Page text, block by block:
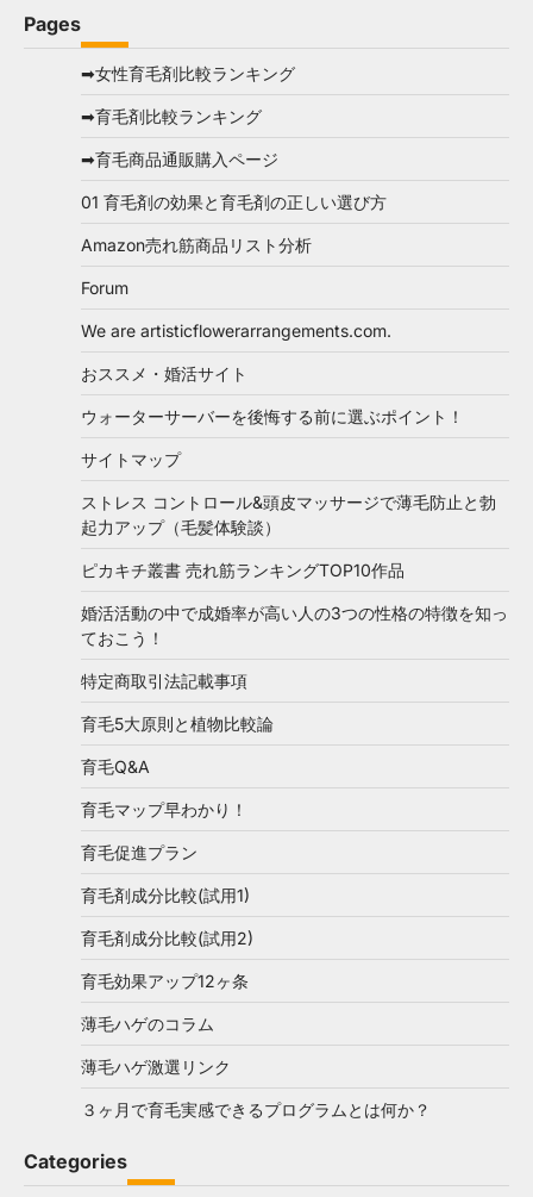
Pages
➡女性育毛剤比較ランキング
➡育毛剤比較ランキング
➡育毛商品通販購入ページ
01 育毛剤の効果と育毛剤の正しい選び方
Amazon売れ筋商品リスト分析
Forum
We are artisticflowerarrangements.com.
おススメ・婚活サイト
ウォーターサーバーを後悔する前に選ぶポイント！
サイトマップ
ストレス コントロール&頭皮マッサージで薄毛防止と勃
起力アップ（毛髪体験談）
ピカキチ叢書 売れ筋ランキングTOP10作品
婚活活動の中で成婚率が高い人の3つの性格の特徴を知っ
ておこう！
特定商取引法記載事項
育毛5大原則と植物比較論
育毛Q&A
育毛マップ早わかり！
育毛促進プラン
育毛剤成分比較(試用1)
育毛剤成分比較(試用2)
育毛効果アップ12ヶ条
薄毛ハゲのコラム
薄毛ハゲ激選リンク
３ヶ月で育毛実感できるプログラムとは何か？
Categories